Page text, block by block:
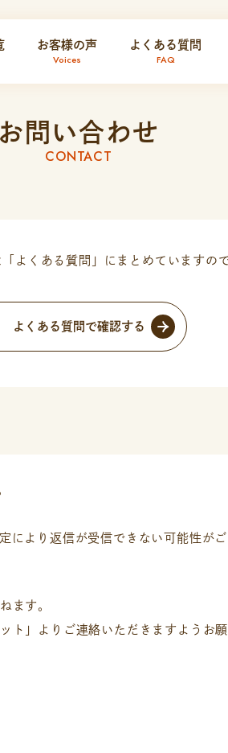
お客様の声
Voices
よくある質問
FAQ
お問い合わせ
CONTACT
よくある質問」にまとめていますの
よくある質問で確認する︎
より返信が受信できない可能性がご
ます。
ト」よりご連絡いただきますようお願